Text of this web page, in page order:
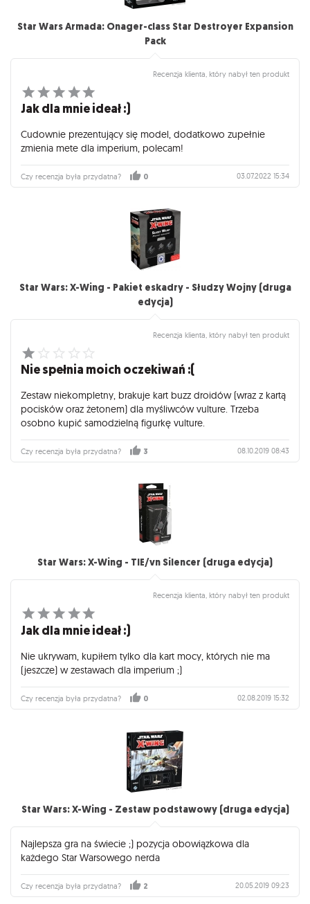
Star Wars Armada: Onager-class Star Destroyer Expansion
Pack
Recenzja klienta, który nabył ten produkt
Jak dla mnie ideał :)
Cudownie prezentujący się model, dodatkowo zupełnie
zmienia mete dla imperium, polecam!
Czy recenzja była przydatna? 0 03.07.2022 15:34
Star Wars: X-Wing - Pakiet eskadry - Słudzy Wojny (druga
edycja)
Recenzja klienta, który nabył ten produkt
Nie spełnia moich oczekiwań :(
Zestaw niekompletny, brakuje kart buzz droidów (wraz z kartą
pocisków oraz żetonem) dla myśliwców vulture. Trzeba
osobno kupić samodzielną figurkę vulture.
Czy recenzja była przydatna? 3 08.10.2019 08:43
Star Wars: X-Wing - TIE/vn Silencer (druga edycja)
Recenzja klienta, który nabył ten produkt
Jak dla mnie ideał :)
Nie ukrywam, kupiłem tylko dla kart mocy, których nie ma
(jeszcze) w zestawach dla imperium ;)
Czy recenzja była przydatna? 0 02.08.2019 15:32
Star Wars: X-Wing - Zestaw podstawowy (druga edycja)
Najlepsza gra na świecie ;) pozycja obowiązkowa dla
każdego Star Warsowego nerda
Czy recenzja była przydatna? 2 20.05.2019 09:23